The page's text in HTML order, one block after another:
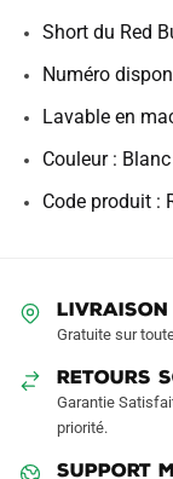
Short du Red
Numéro
Lavable en
Couleur : Blanc
Code produit :
LIVRAISON
Gratuite sur
RETOURS
Garantie
priorité.
SUPPORT